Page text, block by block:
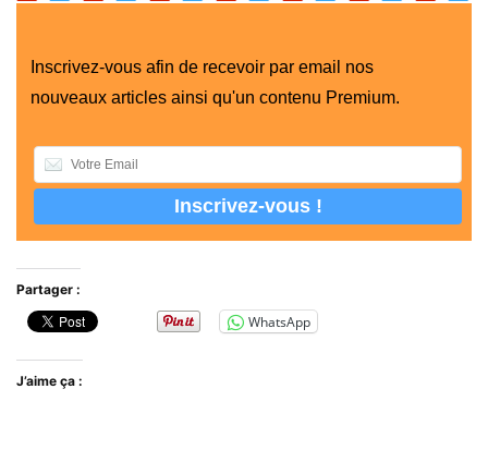
Inscrivez-vous afin de recevoir par email nos
nouveaux articles ainsi qu'un contenu Premium.
Partager :
WhatsApp
J’aime ça :